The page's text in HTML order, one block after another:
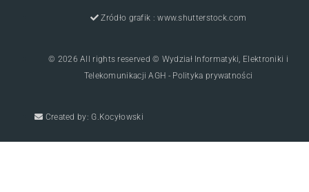
Zródło grafik : www.shutterstock.com
© 2026 All rights reserved © Wydział Informatyki, Elektroniki i
Telekomunikacji AGH - Polityka prywatności
Created by: G.Kocyłowski